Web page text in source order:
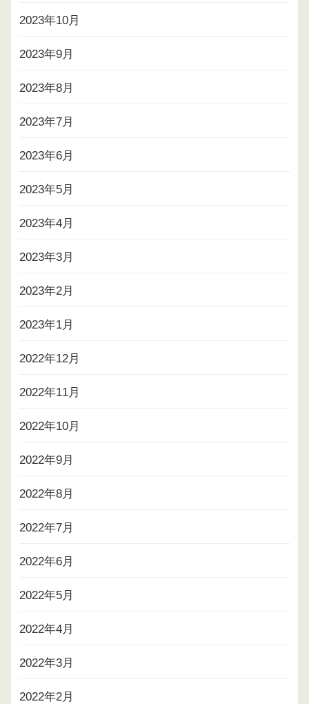
2023年10月
2023年9月
2023年8月
2023年7月
2023年6月
2023年5月
2023年4月
2023年3月
2023年2月
2023年1月
2022年12月
2022年11月
2022年10月
2022年9月
2022年8月
2022年7月
2022年6月
2022年5月
2022年4月
2022年3月
2022年2月